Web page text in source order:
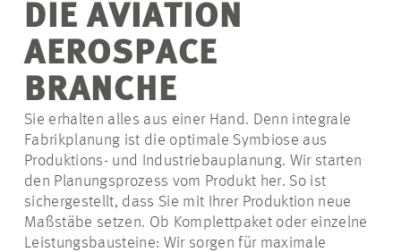
PROJEKTE
KONTAKT
DIE AVIATION
AEROSPACE
BRANCHE
Sie erhalten alles aus einer Hand. Denn integrale
Fabrikplanung ist die optimale Symbiose aus
Produktions- und Industriebauplanung. Wir starten
den Planungsprozess vom Produkt her. So ist
sichergestellt, dass Sie mit Ihrer Produktion neue
Maßstäbe setzen. Ob Komplettpaket oder einzelne
Leistungsbausteine: Wir sorgen für maximale